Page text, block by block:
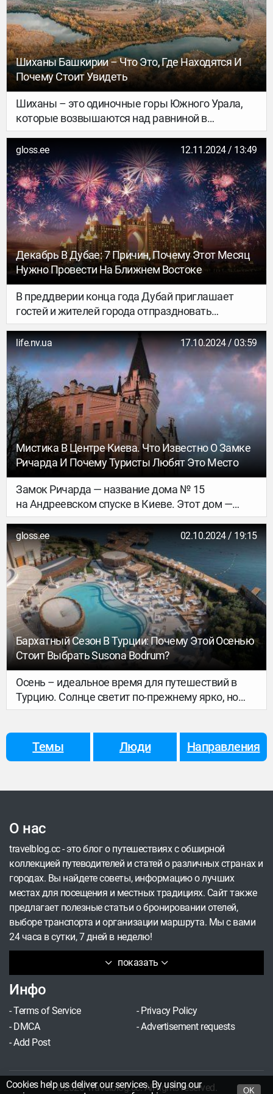
Шиханы Башкирии – Что Это, Где Находятся И
Почему Стоит Увидеть
Шиханы – это одиночные горы Южного Урала,
которые возвышаются над равниной в
Башкирии. Живописные холмы вытянулись
цепочкой длиной 20 километров вдоль реки
Белой. Туристы едут к ним, чтобы пожить вдали
от цивилизации, приобщиться к природе и
проникнуться традиционной башкирской
культурой.
gloss.ee 12.11.2024 / 13:49
Декабрь В Дубае: 7 Причин, Почему Этот Месяц
Нужно Провести На Ближнем Востоке
В преддверии конца года Дубай приглашает
гостей и жителей города отпраздновать
наступление 2025 года яркими мероприятиями,
сезонными аттракционами, незабываемыми
шоу и впечатляющими новогодними событиями.
life.nv.ua 17.10.2024 / 03:59
Мистика В Центре Киева. Что Известно О Замке
Ричарда И Почему Туристы Любят Это Место
Замок Ричарда — название дома № 15
на Андреевском спуске в Киеве. Этот дом —
памятник начала XX века, построенный в стиле
английской готики. Сегодня это
привлекательная для туристов локация —
красивая, доступная, мистическая.
gloss.ee 02.10.2024 / 19:15
Бархатный Сезон В Турции: Почему Этой Осенью
Стоит Выбрать Susona Bodrum?
Осень – идеальное время для путешествий в
Турцию. Солнце светит по-прежнему ярко, но
уже нет изнуряющей жары, море – ласковое и
Роскошный пятизвездочный отель Susona
Bodrum, входящий в коллекцию гостиничных
программу эксклюзивных впечатлений на фоне
потрясающих видов юго-западного побережья
Эгейского моря.
Темы Люди Направления
О нас
показать
travelblog.cc - это блог о путешествиях с обширной
коллекцией путеводителей и статей о различных странах и
городах. Вы найдете советы, информацию о лучших
местах для посещения и местных традициях. Сайт также
предлагает полезные статьи о бронировании отелей,
выборе транспорта и организации маршрута. Мы с вами
24 часа в сутки, 7 дней в неделю!
Инфо
-Terms of Service - Privacy Policy
- DMCA -Advertisement requests
-Add Post
©2026 Travelblog.cc. All rights reserved.
Cookies help us deliver our services. By using our
OK